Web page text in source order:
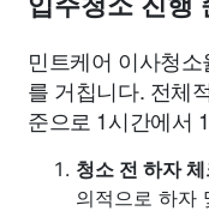
민트케어 이사청
를 거칩니다. 전체
준으로 1시간에서
청소 전 하자
의적으로 하자